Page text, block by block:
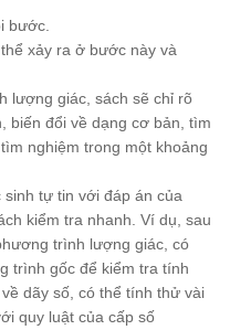
bước.
xảy ra ở bước này và
lượng giác, sách sẽ chỉ rõ
biến đổi về dạng cơ bản, tìm
nghiệm trong một khoảng
sinh tự tin với đáp án của
kiểm tra nhanh. Ví dụ, sau
trình lượng giác, có
trình gốc để kiểm tra tính
dãy số, có thể tính thử vài
quy luật của cấp số